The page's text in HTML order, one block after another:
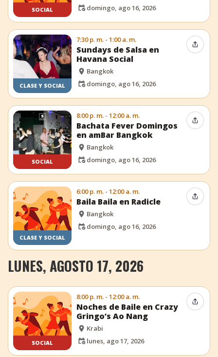
SOCIAL
domingo, ago 16, 2026
CLASE Y SOCIAL
7:30 p. m. - 1:00 a. m.
Sundays de Salsa en
Havana Social
Bangkok
domingo, ago 16, 2026
SOCIAL
8:00 p. m. - 12:00 a. m.
Bachata Fever Domingos
en amBar Bangkok
Bangkok
domingo, ago 16, 2026
CLASE Y SOCIAL
6:00 p. m. - 12:00 a. m.
Baila Baila en Radicle
Bangkok
domingo, ago 16, 2026
LUNES, AGOSTO 17, 2026
SOCIAL
8:00 p. m. - 12:00 a. m.
Noches de Baile en Crazy
Gringo’s Ao Nang
Krabi
lunes, ago 17, 2026